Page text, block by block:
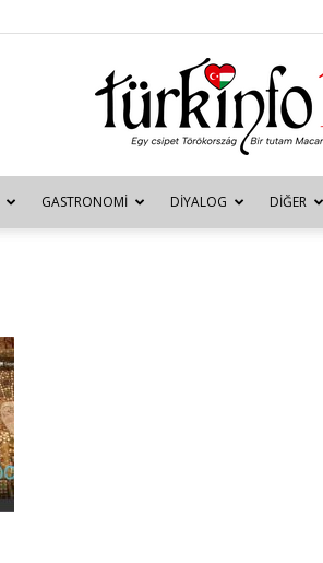
Türkinfo
GASTRONOMI DIYALOG DIĞER